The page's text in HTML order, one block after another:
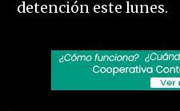
detención este lunes.